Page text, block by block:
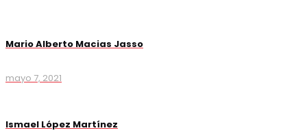
Mario Alberto Macias Jasso
mayo 7, 2021
Ismael López Martínez